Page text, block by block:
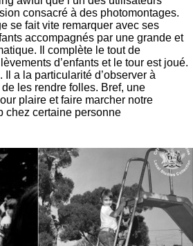
consacré à des photomontages.
se fait vite remarquer avec ses
accompagnés par une grande et
Il complète le tout de
d’enfants et le tour est joué.
Il a la particularité d’observer à
les rendre folles. Bref, une
plaire et faire marcher notre
chez certaine personne